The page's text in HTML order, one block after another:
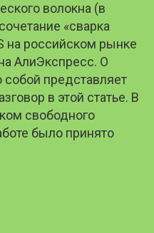
волокна (в
«сварка
на российском рынке
АлиЭкспресс. О
собой представляет
в этой статье. В
свободного
было принято